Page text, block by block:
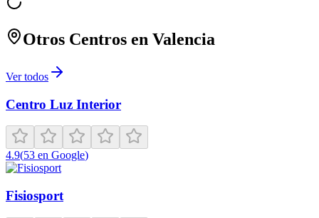
Otros Centros en Valencia
Ver todos
Centro Luz Interior
4.9(53 en Google)
Fisiosport